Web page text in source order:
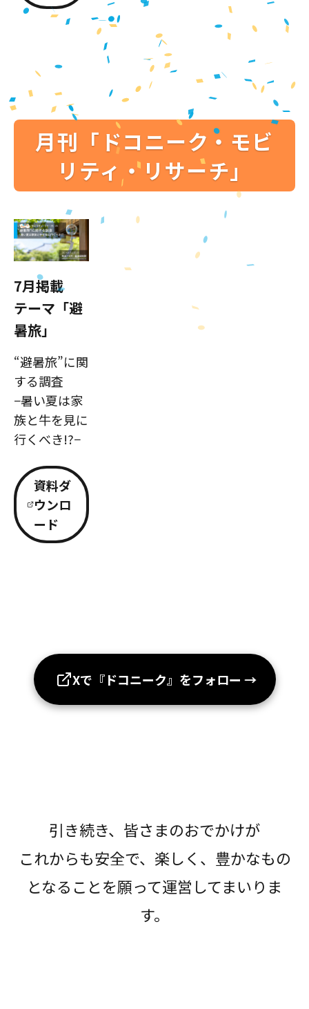
月刊「ドコニーク・モビ
リティ・リサーチ」
7月掲載
テーマ「避
暑旅」
“避暑旅”に関
する調査
−暑い夏は家
族と牛を見に
行くべき!?−
資料ダ
ウンロ
ード
Xで『ドコニーク』をフォロー →
引き続き、皆さまのおでかけが
これからも安全で、楽しく、豊かなもの
となることを願って運営してまいりま
す。